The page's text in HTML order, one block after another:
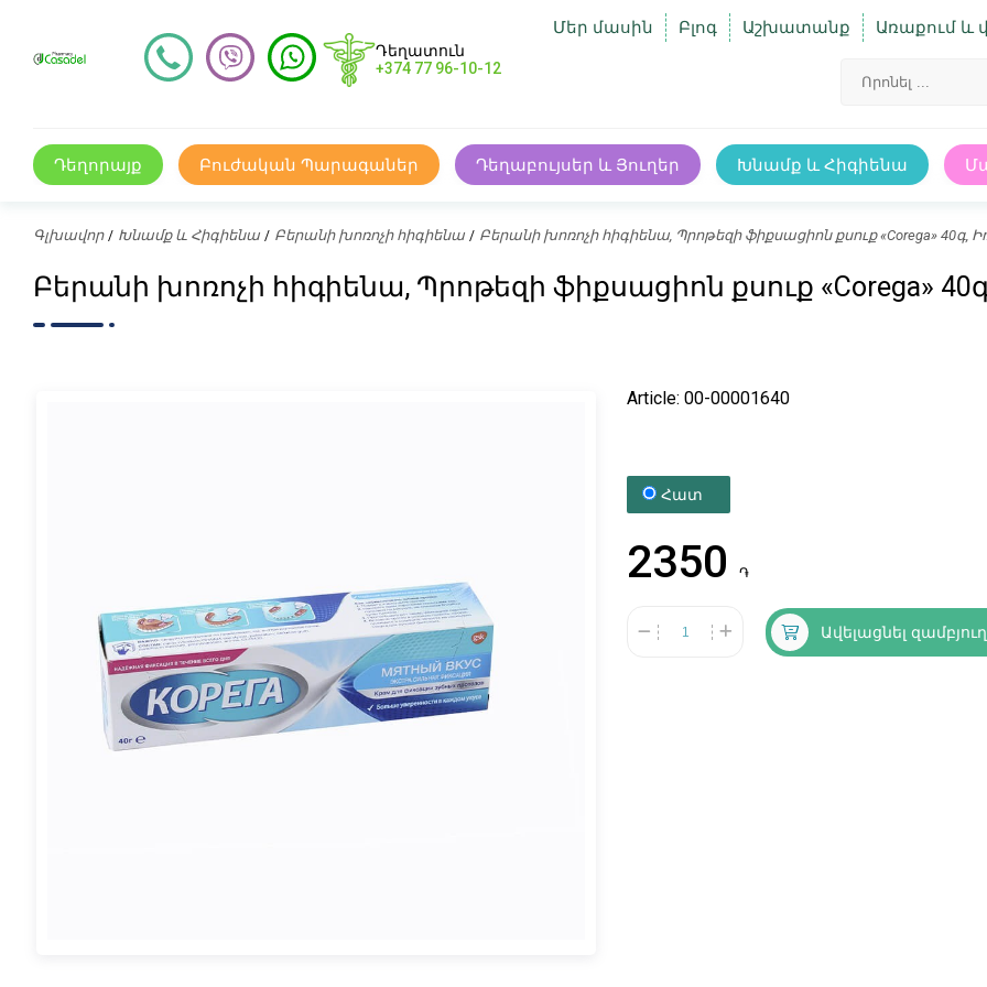
Դեղատուն
+374 77 96-10-12
Մեր մասին Բլոգ Աշխատանք Առաքում և
Դեղորայք Բուժական Պարագաներ Դեղաբույսեր և Յուղեր Խնամք և Հիգիենա
Գլխավոր Խնամք և Հիգիենա Բերանի խոռոչի հիգիենա Բերանի խոռոչի հիգիենա, Պրոթեզի ֆիքսացիոն քսուք «Corega» 40գ,
Բերանի խոռոչի հիգիենա, Պրոթեզի ֆիքսացիոն քսուք «Corega»
Article: 00-00001640
Հատ
2350֏
Ավելացնել զամբյուղ